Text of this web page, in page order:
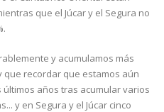
que el Júcar y el Segura no
y acumulamos más
recordar que estamos aún
años tras acumular varios
y en Segura y el Júcar cinco